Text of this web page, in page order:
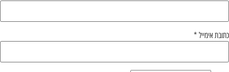
כתובת אימייל *